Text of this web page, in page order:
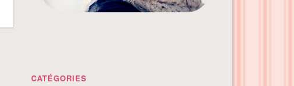
CATÉGORIES